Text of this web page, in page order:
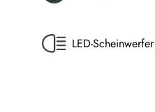
LED-Scheinwerfer